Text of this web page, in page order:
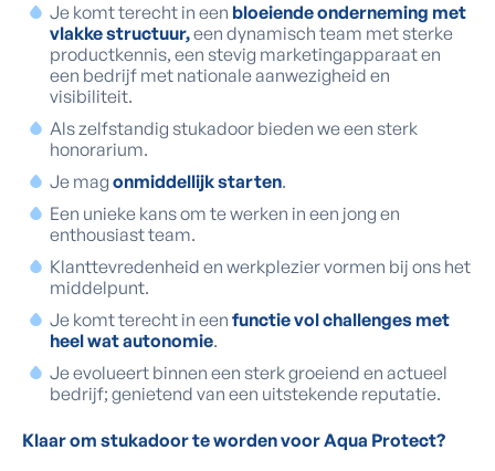
Je komt terecht in een bloeiende onderneming met
vlakke structuur,een dynamisch team met sterke
productkennis, een stevig marketingapparaat en
een bedrijf met nationale aanwezigheid en
visibiliteit.
Als zelfstandig stukadoor bieden we een sterk
honorarium.
Je mag onmiddellijk starten.
Een unieke kans om te werken in een jong en
enthousiast team.
Klanttevredenheid en werkplezier vormen bij ons het
middelpunt.
Je komt terecht in een functie vol challenges met
heel wat autonomie.
Je evolueert binnen een sterk groeiend en actueel
bedrijf; genietend van een uitstekende reputatie.
Klaar om stukadoor te worden voor Aqua Protect?